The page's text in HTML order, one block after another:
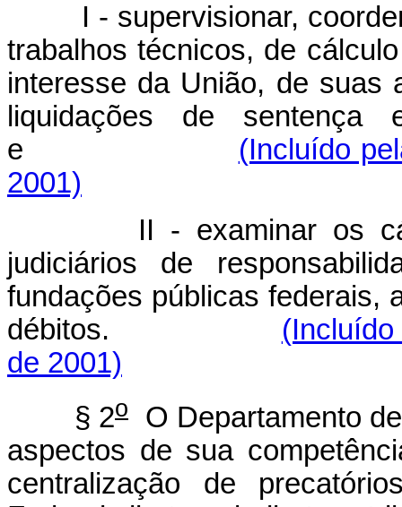
I - supervisionar,
trabalhos técnicos, de
interesse da União, de suas
liquidações de
e (Incluído
2001)
II - examinar os
judiciários de
fundações públicas federais,
débitos.
de 2001)
§ 2o
O Departamento
aspectos de sua
centralização de